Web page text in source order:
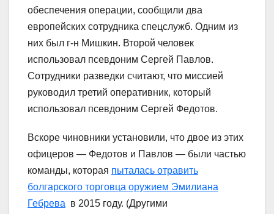
обеспечения операции, сообщили два
европейских сотрудника спецслужб. Одним из
них был г-н Мишкин. Второй человек
использовал псевдоним Сергей Павлов.
Сотрудники разведки считают, что миссией
руководил третий оперативник, который
использовал псевдоним Сергей Федотов.
Вскоре чиновники установили, что двое из этих
офицеров — Федотов и Павлов — были частью
команды, которая пыталась отравить
болгарского торговца оружием Эмилиана
Гебрева в 2015 году. (Другими